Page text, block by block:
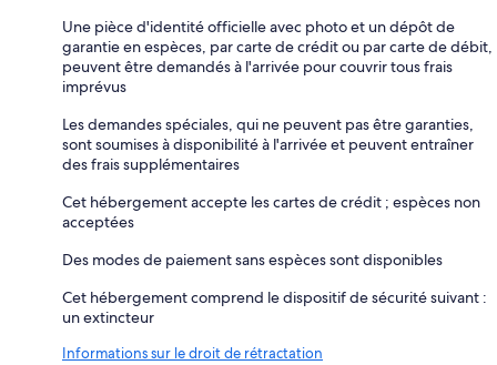
Une pièce d'identité officielle avec photo et un dépôt de
garantie en espèces, par carte de crédit ou par carte de débit,
peuvent être demandés à l'arrivée pour couvrir tous frais
imprévus
Les demandes spéciales, qui ne peuvent pas être garanties,
sont soumises à disponibilité à l'arrivée et peuvent entraîner
des frais supplémentaires
Cet hébergement accepte les cartes de crédit ; espèces non
acceptées
Des modes de paiement sans espèces sont disponibles
Cet hébergement comprend le dispositif de sécurité suivant :
un extincteur
Informations sur le droit de rétractation